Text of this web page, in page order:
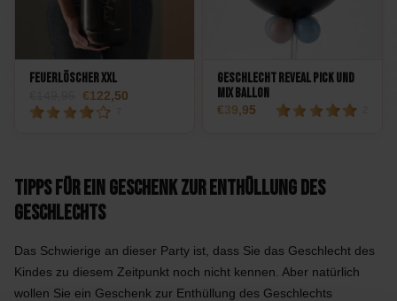
Feuerlöscher XXL
122,50
Geschlecht Reveal Pick und
Mix Ballon
39,95
Tipps für ein Geschenk zur Enthüllung des
Geschlechts
Das Schwierige an dieser Party ist, dass Sie das Geschlecht des
Kindes zu diesem Zeitpunkt noch nicht kennen. Aber natürlich
wollen Sie ein Geschenk zur Enthüllung des Geschlechts